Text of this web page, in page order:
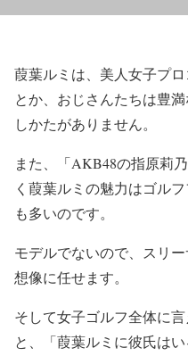
葭葉ルミは、美人女子プ
とか、おじさんたちは豊
しかたがありません。
また、「AKB48の指原莉
く葭葉ルミの魅力はゴル
も多いのです。
モデルでないので、スリ
想像に任せます。
そして女子ゴルフ全体に
と、「葭葉ルミに彼氏は